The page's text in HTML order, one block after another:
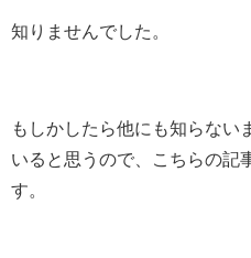
知りませんでした。
もしかしたら他にも知らない
いると思うので、こちらの記
す。